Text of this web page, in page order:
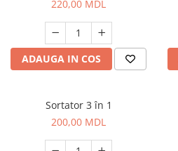
220,00 MDL
ADAUGA IN COS
Sortator 3 în 1
200,00 MDL